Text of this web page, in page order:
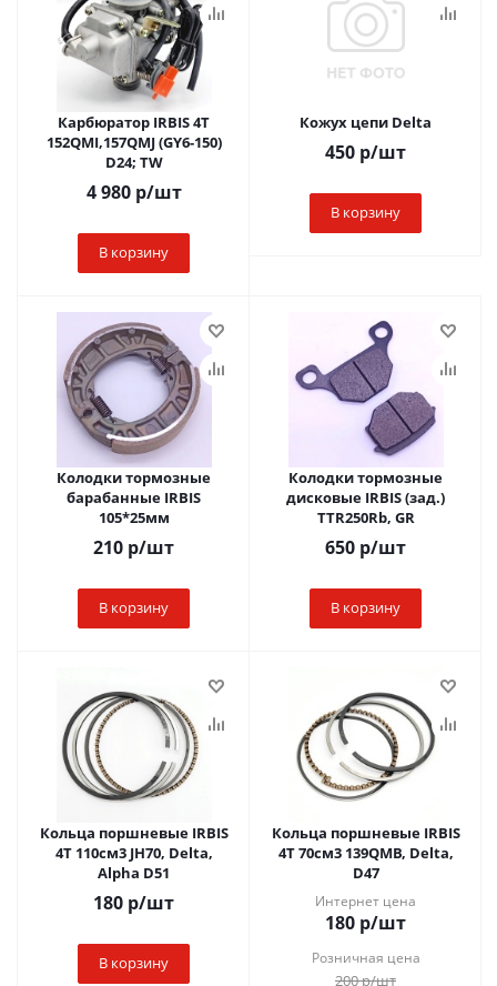
Карбюратор IRBIS 4Т
152QMI,157QMJ (GY6-150)
D24; TW
4 980р/шт
В корзину
Кожух цепи Delta
450 р/шт
В корзину
Колодки тормозные
барабанные IRBIS
105*25мм
210 р/шт
В корзину
Колодки тормозные
дисковые IRBIS (зад.)
TTR250Rb, GR
650 р/шт
В корзину
Кольца поршневые IRBIS
4T 110см3 JH70, Delta,
Alpha D51
180 р/шт
В корзину
Кольца поршневые IRBIS
4T 70см3 139QMB, Delta,
D47
Интернет цена
180 р/шт
Розничная цена
200р/шт